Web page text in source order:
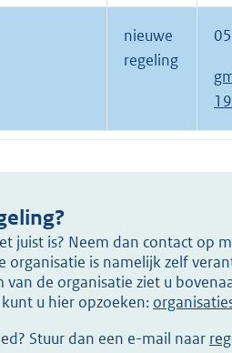
nieuwe
regeling
juist is? Neem dan contact op
organisatie is namelijk zelf
de organisatie ziet u
u hier opzoeken:
Stuur dan een e-mail naar